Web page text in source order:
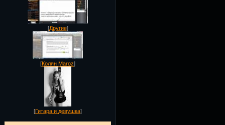
[Другие]
[Колян Maroz]
[Гитара и девушка]